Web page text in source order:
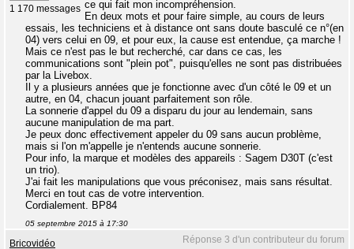
1 170 messages ce qui fait mon incompréhension.
En deux mots et pour faire simple, au cours de leurs
essais, les techniciens et à distance ont sans doute basculé ce n°(en
04) vers celui en 09, et pour eux, la cause est entendue, ça marche !
Mais ce n'est pas le but recherché, car dans ce cas, les
communications sont "plein pot", puisqu'elles ne sont pas distribuées
par la Livebox.
Il y a plusieurs années que je fonctionne avec d'un côté le 09 et un
autre, en 04, chacun jouant parfaitement son rôle.
La sonnerie d'appel du 09 a disparu du jour au lendemain, sans
aucune manipulation de ma part.
Je peux donc effectivement appeler du 09 sans aucun problème,
mais si l'on m'appelle je n'entends aucune sonnerie.
Pour info, la marque et modèles des appareils : Sagem D30T (c'est
un trio).
J'ai fait les manipulations que vous préconisez, mais sans résultat.
Merci en tout cas de votre intervention.
Cordialement. BP84
05 septembre 2015 à 17:30
Réponse 3 d'un contributeur du forum
Bricovidéo